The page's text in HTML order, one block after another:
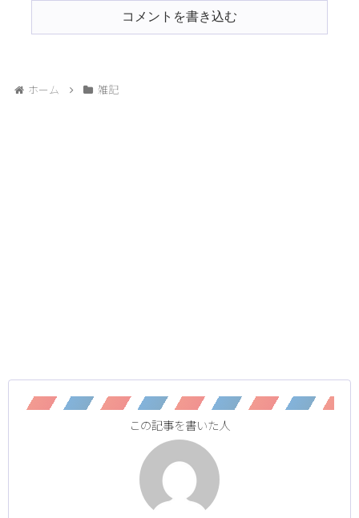
コメントを書き込む
ホーム 雑記
この記事を書いた人